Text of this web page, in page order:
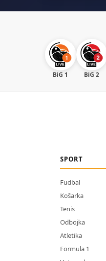
BiG 1 BiG 2
SPORT
Fudbal
Košarka
Tenis
Odbojka
Atletika
Formula 1